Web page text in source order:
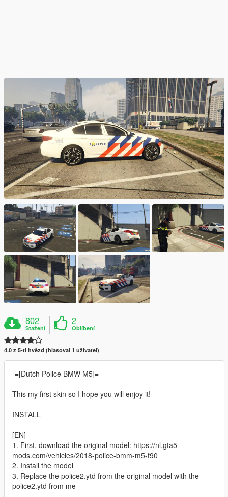
802
Stažení
2
Oblíbení
4.0 z 5-ti hvězd (hlasoval 1 uživatel)
-=[Dutch Police BMW M5]=-
This my first skin so I hope you will enjoy it!
INSTALL
[EN]
1. First, download the original model: https://nl.gta5-
mods.com/vehicles/2018-police-bmm-m5-f90
2. Install the model
3. Replace the police2.ytd from the original model with the
police2.ytd from me